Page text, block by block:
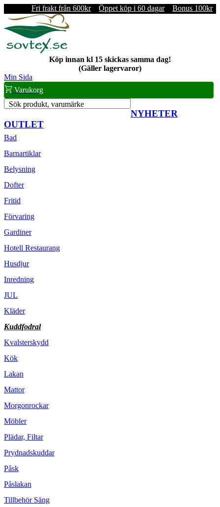
Fri frakt från 600kr Öppet köp i 60 dagar Bonus 100kr
Köp innan kl 15 skickas samma dag!
(Gäller lagervaror)
Min Sida
Varukorg
Sök produkt, varumärke
NYHETER
OUTLET
Bad
Barnartiklar
Belysning
Dofter
Fritid
Förvaring
Gardiner
Hotell Restaurang
Husdjur
Inredning
JUL
Kläder
Kuddfodral
Kvalsterskydd
Kök
Lakan
Mattor
Morgonrockar
Möbler
Plädar, Filtar
Prydnadskuddar
Påsk
Påslakan
Tillbehör Säng